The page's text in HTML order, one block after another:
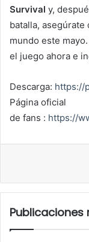
Survival y,
batalla,
mundo este
el juego ahora e
Descarga: https://
Página oficial
de fans : https://